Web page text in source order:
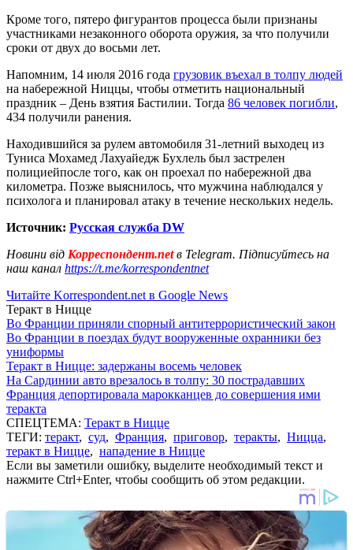
Кроме того, пятеро фигурантов процесса были признаны
участниками незаконного оборота оружия, за что получили
сроки от двух до восьми лет.
Напомним, 14 июля 2016 года грузовик въехал в толпу людей
на набережной Ниццы, чтобы отметить национальный
праздник – День взятия Бастилии. Тогда 86 человек погибли,
434 получили ранения.
Находившийся за рулем автомобиля 31-летний выходец из
Туниса Мохамед Лахуайедж Бухлель был застрелен
полициейпосле того, как он проехал по набережной два
километра. Позже выяснилось, что мужчина наблюдался у
психолога и планировал атаку в течение нескольких недель.
Источник: Русская служба DW
Новини від Корреспондент.netв Telegram. Підписуйтесь на
наш канал https://t.me/korrespondentnet
Читайте Korrespondent.net в Google News
Теракт в Ницце
Во Франции приняли спорный антитеррористический закон
Во Франции в поездах будут вооруженные охранники без
униформы
Теракт в Ницце: задержаны восемь человек
На Сардинии авто врезалось в толпу: 30 пострадавших
Франция депортировала марокканцев до совершения ими
теракта
СПЕЦТЕМА: Теракт в Ницце
ТЕГИ: теракт, суд, Франция, приговор, теракты, Ницца,
теракт в Ницце, нападение в Ницце
Если вы заметили ошибку, выделите необходимый текст и
нажмите Ctrl+Enter, чтобы сообщить об этом редакции.